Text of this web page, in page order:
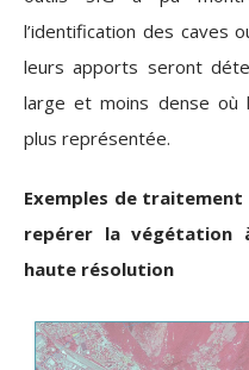
l’identification des caves
leurs apports seront
large et moins dense où
plus représentée.
Exemples de
repérer la végétation
haute résolution